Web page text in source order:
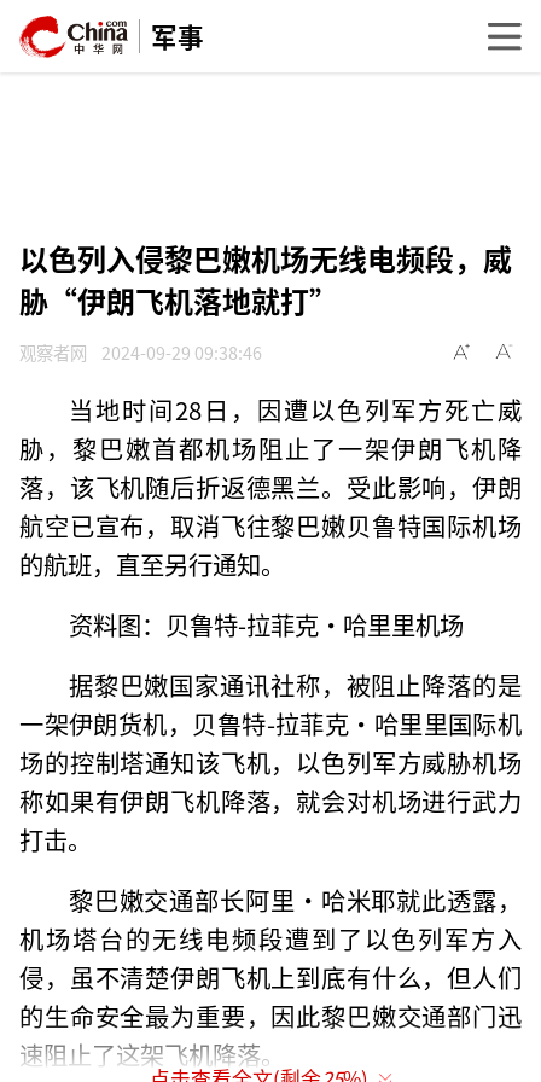
军事
以色列入侵黎巴嫩机场无线电频段，威
胁“伊朗飞机落地就打”
观察者网 2024-09-29 09:38:46
当地时间28日，因遭以色列军方死亡威
胁，黎巴嫩首都机场阻止了一架伊朗飞机降
落，该飞机随后折返德黑兰。受此影响，伊朗
航空已宣布，取消飞往黎巴嫩贝鲁特国际机场
的航班，直至另行通知。
资料图：贝鲁特-拉菲克·哈里里机场
据黎巴嫩国家通讯社称，被阻止降落的是
一架伊朗货机，贝鲁特-拉菲克·哈里里国际机
场的控制塔通知该飞机，以色列军方威胁机场
称如果有伊朗飞机降落，就会对机场进行武力
打击。
黎巴嫩交通部长阿里·哈米耶就此透露，
机场塔台的无线电频段遭到了以色列军方入
侵，虽不清楚伊朗飞机上到底有什么，但人们
的生命安全最为重要，因此黎巴嫩交通部门迅
速阻止了这架飞机降落。